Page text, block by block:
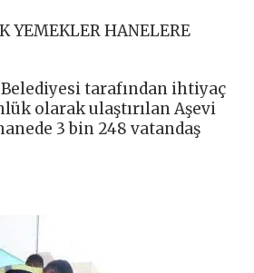
YEMEKLER HANELERE
tarafından ihtiyaç
olarak ulaştırılan Aşevi
3 bin 248 vatandaş